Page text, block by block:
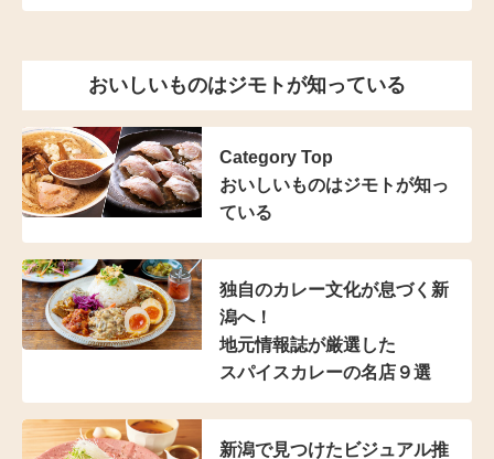
おいしいものはジモトが知っている
Category Top
おいしいものはジモトが知っ
ている
独自のカレー文化が息づく新
潟へ！
地元情報誌が厳選した
スパイスカレーの名店９選
新潟で見つけた ビジュアル推